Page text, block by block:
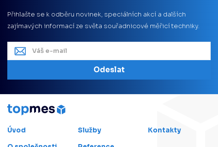
Přihlašte se k odběru novinek, speciálních akcí a dalších
zajímavých informací ze světa souřadnicové měřicí techniky.
Odeslat
Úvod
Služby
Kontakty